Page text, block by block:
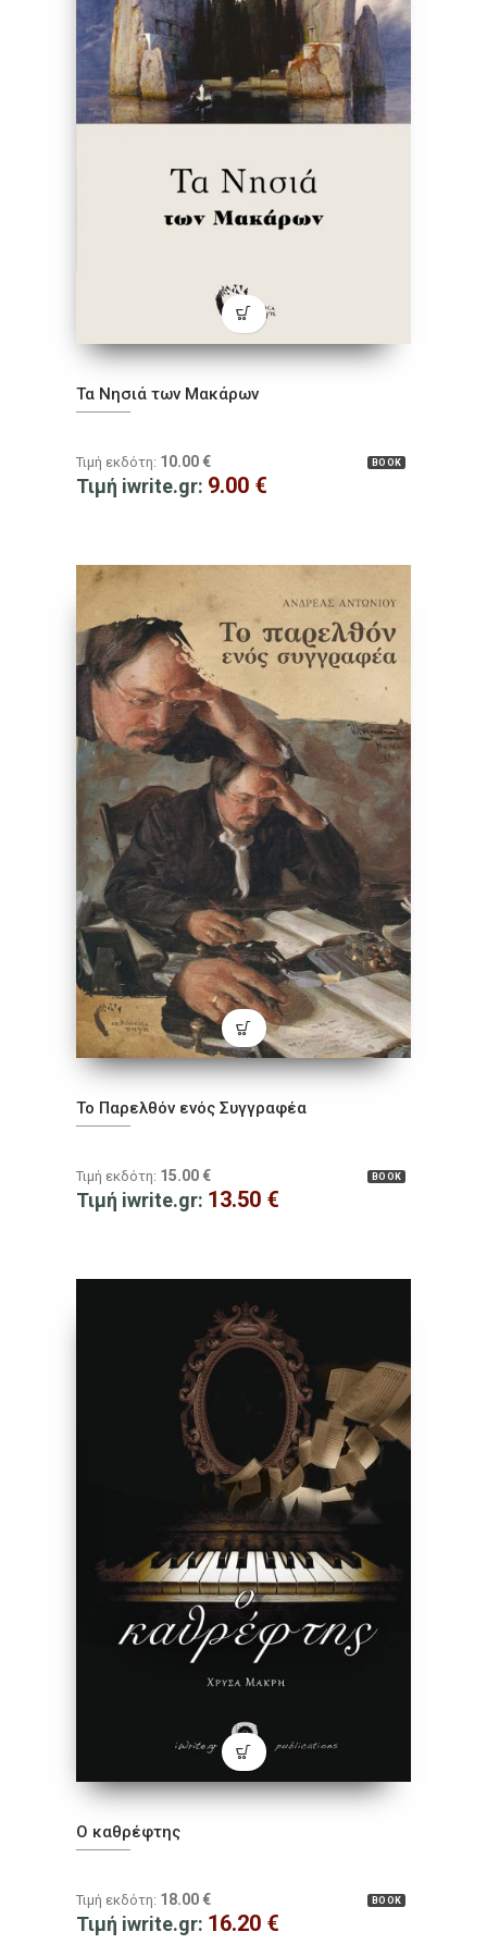
Τα Νησιά των Μακάρων
BOOK
Τιμή εκδότη: 10.00 €
Τιμή iwrite.gr: 9.00 €
Το Παρελθόν ενός Συγγραφέα
BOOK
Τιμή εκδότη: 15.00 €
Τιμή iwrite.gr: 13.50 €
Ο καθρέφτης
BOOK
Τιμή εκδότη: 18.00 €
Τιμή iwrite.gr: 16.20 €